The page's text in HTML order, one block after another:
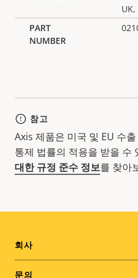
UK,
참고
Axis 제품은 미국 및 EU 수
통제 법률의 적용을 받을 수
대한 규정 준수 정보를 찾아
Footer
회사
문의